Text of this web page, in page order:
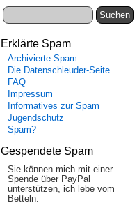
Erklärte Spam
Archivierte Spam
Die Datenschleuder-Seite
FAQ
Impressum
Informatives zur Spam
Jugendschutz
Spam?
Gespendete Spam
Sie können mich mit einer
Spende über PayPal
unterstützen, ich lebe vom
Betteln: